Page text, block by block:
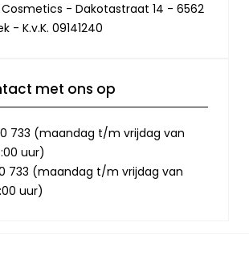
Cosmetics - Dakotastraat 14 - 6562
- K.v.K. 09141240
met ons op
733 (maandag t/m vrijdag van
uur)
733 (maandag t/m vrijdag van
uur)